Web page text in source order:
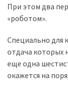
Автошоу
(358)
Головне
(324)
Тест-
При этом два
«роботом».
Специально для
отдача которых
еще одна
окажется на